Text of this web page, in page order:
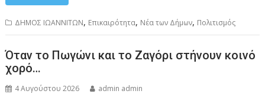
ΔΗΜΟΣ ΙΩΑΝΝΙΤΩΝ, Επικαιρότητα, Νέα των Δήμων, Πολιτισμός
Όταν το Πωγώνι και το Ζαγόρι στήνουν κοινό
χορό…
4 Αυγούστου 2026 admin admin